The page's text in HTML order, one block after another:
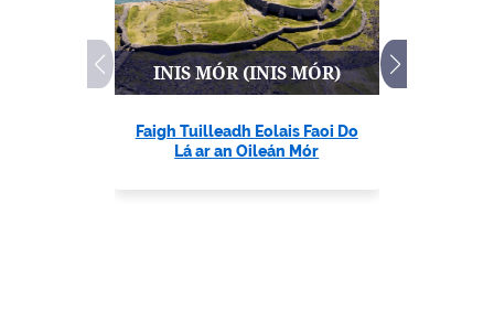
INIS MÓR (INIS MÓR)
Faigh Tuilleadh Eolais Faoi Do
Lá ar an Oileán Mór